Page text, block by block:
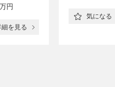
円
細を見る
気になる